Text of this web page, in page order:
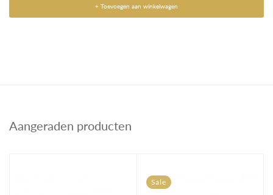
+ Toevoegen aan winkelwagen
Aangeraden producten
Sale